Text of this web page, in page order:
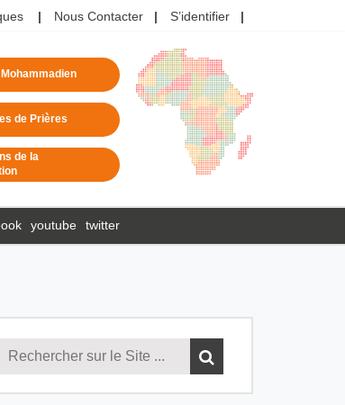
Nous Contacter S’identifier
de Prières
de la
youtube twitter